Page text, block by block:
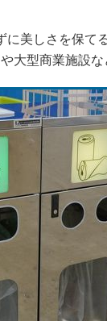
美しさを保て
大型商業施設な